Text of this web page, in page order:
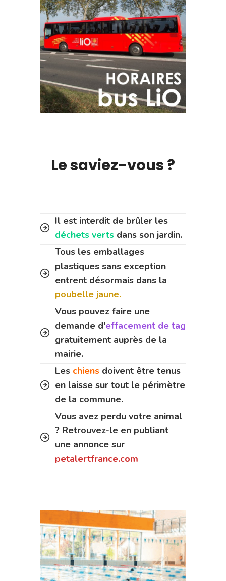
Le saviez-vous ?
Il est interdit de brûler les
déchets verts dans son jardin.
Tous les emballages
plastiques sans exception
entrent désormais dans la
poubelle jaune.
Vous pouvez faire une
demande d'effacement de tag
gratuitement auprès de la
mairie.
Les chiens doivent être tenus
en laisse sur tout le périmètre
de la commune.
Vous avez perdu votre animal
? Retrouvez-le en publiant
une annonce sur
petalertfrance.com